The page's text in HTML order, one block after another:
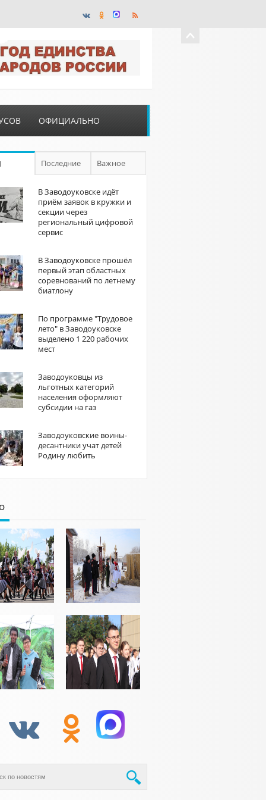
ОФИЦИАЛЬНО
Последние Важное
В Заводоуковске идёт
приём заявок в кружки и
секции через
региональный цифровой
сервис
В Заводоуковске прошёл
первый этап областных
соревнований по летнему
биатлону
По программе "Трудовое
лето" в Заводоуковске
выделено 1 220 рабочих
мест
Заводоуковцы из
льготных категорий
населения оформляют
субсидии на газ
Заводоуковские воины-
десантники учат детей
Родину любить